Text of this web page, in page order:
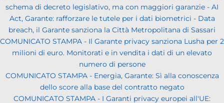
schema di decreto legislativo, ma con maggiori garanzie - AI
Act, Garante: rafforzare le tutele per i dati biometrici - Data
breach, il Garante sanziona la Città Metropolitana di Sassari
COMUNICATO STAMPA - Il Garante privacy sanziona Lusha per 2
milioni di euro. Monitorati e in vendita i dati di un elevato
numero di persone
COMUNICATO STAMPA - Energia, Garante: Sì alla conoscenza
dello score alla base del contratto negato
COMUNICATO STAMPA - I Garanti privacy europei all'UE: